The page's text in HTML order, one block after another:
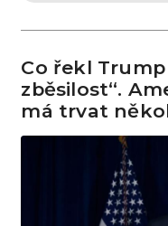
Co řekl Trump
zběsilost“.
má trvat